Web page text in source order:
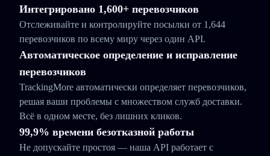
Интегрировано 1,600+ перевозчиков
Отслеживайте и контролируйте посылки от 1,644
перевозчиков по всему миру через один API.
Автоматическое определение и исправление
перевозчиков
TrackingMore автоматически определяет перевозчиков,
решая ваши проблемы с множеством служб доставки.
Всё в одном месте, без лишних кликов.
99,9% времени безотказной работы
Не допускайте простоя — наша API работает с